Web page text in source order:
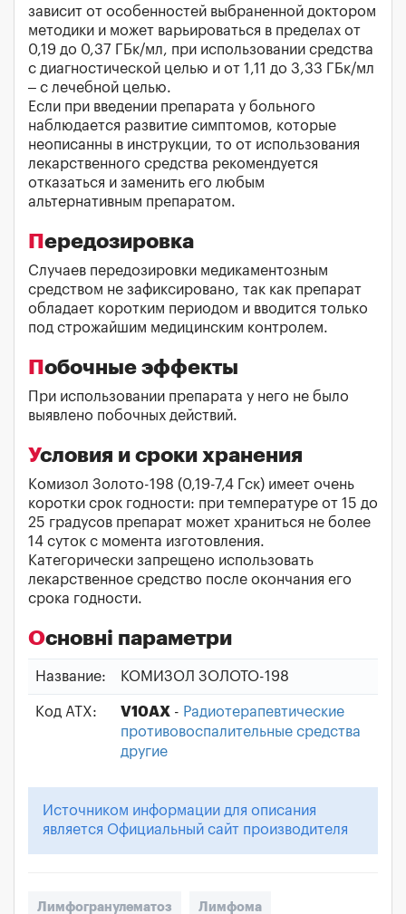
зависит от особенностей выбраненной доктором
методики и может варьироваться в пределах от
0,19 до 0,37 ГБк/мл, при использовании средства
с диагностической целью и от 1,11 до 3,33 ГБк/мл
– с лечебной целью.
Если при введении препарата у больного
наблюдается развитие симптомов, которые
неописанны в инструкции, то от использования
лекарственного средства рекомендуется
отказаться и заменить его любым
альтернативным препаратом.
Передозировка
Случаев передозировки медикаментозным
средством не зафиксировано, так как препарат
обладает коротким периодом и вводится только
под строжайшим медицинским контролем.
Побочные эффекты
При использовании препарата у него не было
выявлено побочных действий.
Условия и сроки хранения
Комизол Золото-198 (0,19-7,4 Гск) имеет очень
коротки срок годности: при температуре от 15 до
25 градусов препарат может храниться не более
14 суток с момента изготовления.
Категорически запрещено использовать
лекарственное средство после окончания его
срока годности.
Основні параметри
Название: КОМИЗОЛ ЗОЛОТО-198
Код АТХ: V10AX - Радиотерапевтические
противовоспалительные средства
другие
Источником информации для описания
является Официальный сайт производителя
Лимфогранулематоз Лимфома